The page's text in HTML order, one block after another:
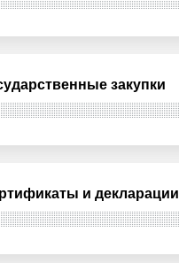
закупки
и декларации